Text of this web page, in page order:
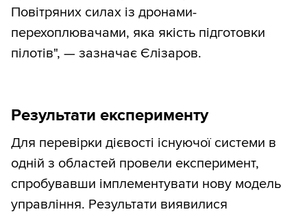
Повітряних силах із дронами-
перехоплювачами, яка якість підготовки
пілотів", — зазначає Єлізаров.
Результати експерименту
Для перевірки дієвості існуючої системи в
одній з областей провели експеримент,
спробувавши імплементувати нову модель
управління. Результати виявилися